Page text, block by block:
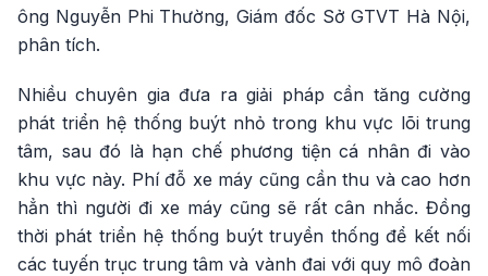
ông Nguyễn Phi Thường, Giám đốc Sở GTVT Hà Nội,
phân tích.
Nhiều chuyên gia đưa ra giải pháp cần tăng cường
phát triển hệ thống buýt nhỏ trong khu vực lõi trung
tâm, sau đó là hạn chế phương tiện cá nhân đi vào
khu vực này. Phí đỗ xe máy cũng cần thu và cao hơn
hẳn thì người đi xe máy cũng sẽ rất cân nhắc. Đồng
thời phát triển hệ thống buýt truyền thống để kết nối
các tuyến trục trung tâm và vành đai với quy mô đoàn